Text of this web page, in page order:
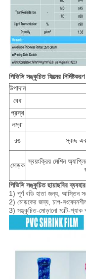
পিভিসি সঙ্কুচিত ফিল্মের নির্দিষ্টকরণ
উপাদান
বেধ
প্রস্থ
লম্বা
রঙ
স্বচ্ছ
মোড়ক স্বয়ংক্রিয় মেশিন
পিভিসি সঙ্কুচিত ছায়াছবির ব্যবহার
1) পূর্ণ বডি হাতা জন্য, আস্তিন
2) মোড়কের জন্য, চাপ-
3) সঙ্কুচিত-মোড়ানো মাল্টি-প্যাক